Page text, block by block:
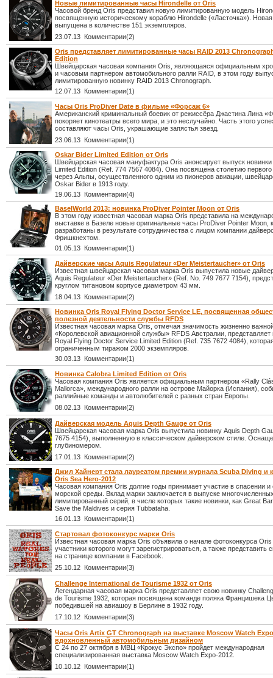
Новые лимитированные часы Hirondelle от Oris
Часовой бренд Oris представил новую лимитированную модель
посвященную историческому кораблю Hirondelle («Ласточка»). Новая
выпущена в количестве 151 экземпляров.
23.07.13 Комментарии(2)
Oris представляет лимитированные часы RAID 2013
Edition
Швейцарская часовая компания Oris, являющаяся официальным
и часовым партнером автомобильного ралли RAID, в этом году
лимитированную новинку RAID 2013 Chronograph.
12.07.13 Комментарии(1)
Часы Oris ProDiver Date в фильме «Форсаж 6»
Американский криминальный боевик от режиссёра Джастина Лина
покоряет кинотеатры всего мира, и это неслучайно. Часть этого
составляют часы Oris, украшающие запястья звезд.
23.06.13 Комментарии(1)
Oskar Bider Limited Edition от Oris
Швейцарская часовая мануфактура Oris анонсирует выпуск
Limited Edition (Ref. 774 7567 4084). Она посвящена столетию первого
через Альпы, осуществленного одним из пионеров авиации,
Oskar Bider в 1913 году.
19.06.13 Комментарии(4)
BaselWorld 2013: новинка ProDiver Pointer Moon от Oris
В этом году известная часовая марка Oris представила на
выставке в Базеле новые оригинальные часы ProDiver Pointer Moon,
разработаны в результате сотрудничества с лицом компании
Фришкнехтом.
01.05.13 Комментарии(1)
Дайверские часы Aquis Regulateur «Der Meistertaucher» от Oris
Известная швейцарская часовая марка Oris выпустила новые
Aquis Regulateur «Der Meistertaucher» (Ref. No. 749 7677 7154),
круглом титановом корпусе диаметром 43 мм.
18.04.13 Комментарии(2)
Новинка Oris Royal Flying Doctor Service LE, посвященная
полезной деятельности службы RFDS
Известная часовая марка Oris, отмечая значимость жизненно
«Королевской авиационной службы» RFDS Австралии, представляет
Royal Flying Doctor Service Limited Edition (Ref. 735 7672 4084),
ограниченным тиражом 2000 экземпляров.
30.03.13 Комментарии(1)
Новинка Calobra Limited Edition от Oris
Часовая компания Oris является официальным партнером «Rally
Mallorca», международного ралли на острове Майорка (Испания),
раллийные команды и автолюбителей с разных стран Европы.
08.02.13 Комментарии(2)
Дайверская модель Aquis Depth Gauge от Oris
Швейцарская часовая марка Oris выпустила новинку Aquis Depth
7675 4154), выполненную в классическом дайверском стиле.
глубиномером.
17.01.13 Комментарии(2)
Джил Хайнерт стала лауреатом премии журнала Scuba Diving и
Oris Sea Hero-2012
Часовая компания Oris долгие годы принимает участие в спасении и
морской среды. Вклад марки заключается в выпуске
лимитированный серий, в числе которых такие новинки, как Great
Save the Maldives и серия Tubbataha.
16.01.13 Комментарии(1)
Стартовал фотоконкурс марки Oris
Известная часовая марка Oris объявила о начале фотоконкурса
участники которого могут зарегистрироваться, а также представить
на странице компании в Facebook.
25.10.12 Комментарии(3)
Challenge International de Tourisme 1932 от Oris
Легендарная часовая марка Oris представляет свою новинку
de Tourisme 1932, которая посвящена команде поляка Францишека
победившей на авиашоу в Берлине в 1932 году.
17.10.12 Комментарии(3)
Часы Oris Artix GT Chronograph на выставке Moscow Watch
вдохновленный автомобильным дизайном
С 24 по 27 октября в МВЦ «Крокус Экспо» пройдет международная
специализированная выставка Moscow Watch Expo-2012.
10.10.12 Комментарии(1)